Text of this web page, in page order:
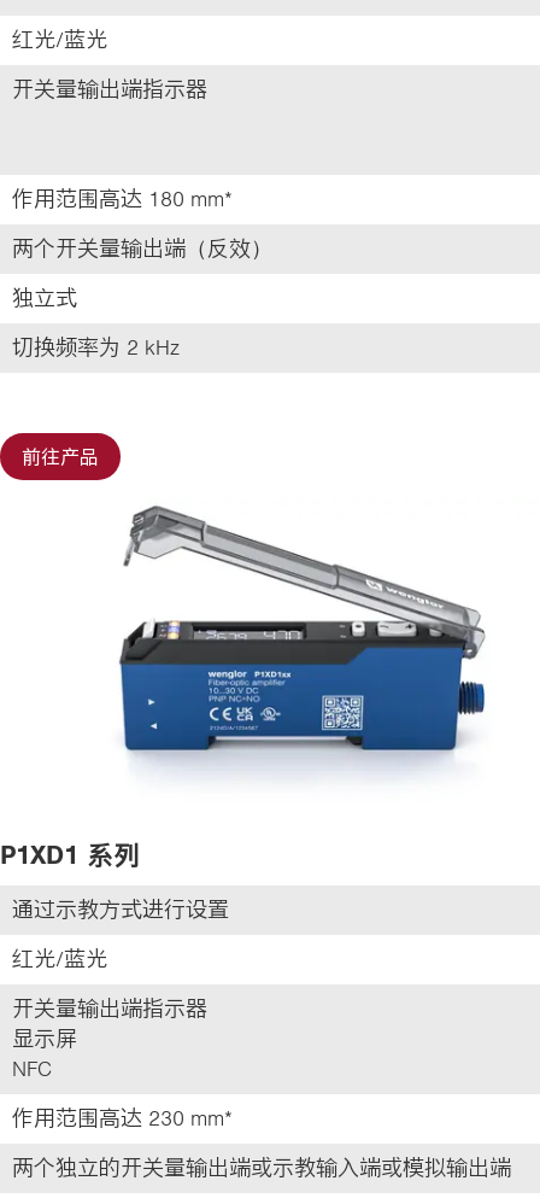
红光/蓝光
开关量输出端指示器
作用范围高达 180 mm*
两个开关量输出端（反效）
独立式
切换频率为 2 kHz
前往产品
P1XD1 系列
通过示教方式进行设置
红光/蓝光
开关量输出端指示器
显示屏
NFC
作用范围高达 230 mm*
两个独立的开关量输出端或示教输入端或模拟输出端